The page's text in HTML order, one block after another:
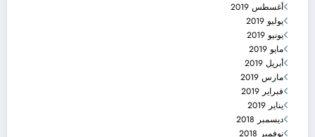
أغسطس 2019
يوليو 2019
يونيو 2019
مايو 2019
أبريل 2019
مارس 2019
فبراير 2019
يناير 2019
ديسمبر 2018
نوفمبر 2018